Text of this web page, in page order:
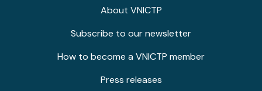
About VNICTP
Subscribe to our newsletter
How to become a VNICTP member
Press releases